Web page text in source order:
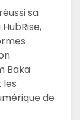
sa
Baka
les
de